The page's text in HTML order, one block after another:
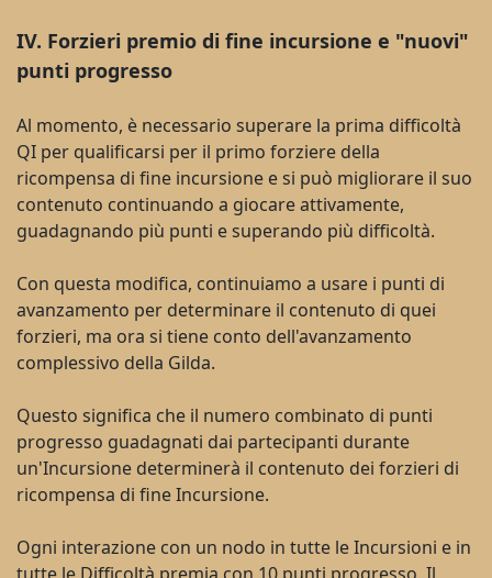
IV. Forzieri premio di fine incursione e "nuovi"
punti progresso
Al momento, è necessario superare la prima difficoltà
QI per qualificarsi per il primo forziere della
ricompensa di fine incursione e si può migliorare il suo
contenuto continuando a giocare attivamente,
guadagnando più punti e superando più difficoltà.
Con questa modifica, continuiamo a usare i punti di
avanzamento per determinare il contenuto di quei
forzieri, ma ora si tiene conto dell'avanzamento
complessivo della Gilda.
Questo significa che il numero combinato di punti
progresso guadagnati dai partecipanti durante
un'Incursione determinerà il contenuto dei forzieri di
ricompensa di fine Incursione.
Ogni interazione con un nodo in tutte le Incursioni e in